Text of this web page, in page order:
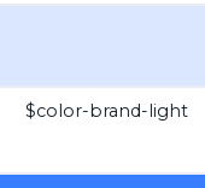
$color-brand-light